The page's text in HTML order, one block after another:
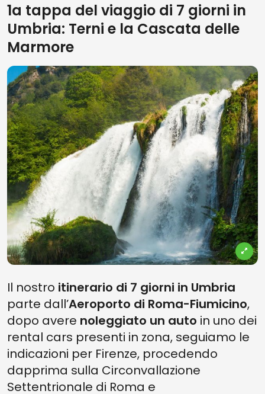
1a tappa del viaggio di 7 giorni in
Umbria: Terni e la Cascata delle
Marmore
Il nostro itinerario di 7 giorni in Umbria
parte dall’Aeroporto di Roma-Fiumicino,
dopo avere noleggiato un auto in uno dei
rental cars presenti in zona, seguiamo le
indicazioni per Firenze, procedendo
dapprima sulla Circonvallazione
Settentrionale di Roma e